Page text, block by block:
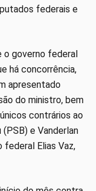
federais e
o governo federal
há concorrência,
apresentado
do ministro, bem
contrários ao
e Vanderlan
federal Elias Vaz,